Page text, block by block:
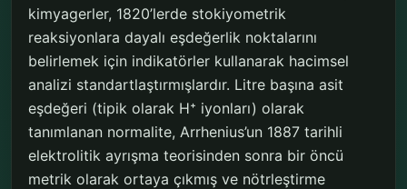
kimyagerler, 1820’lerde stokiyometrik
reaksiyonlara dayalı eşdeğerlik noktalarını
belirlemek için indikatörler kullanarak hacimsel
analizi standartlaştırmışlardır. Litre başına asit
eşdeğeri (tipik olarak H⁺ iyonları) olarak
tanımlanan normalite, Arrhenius’un 1887 tarihli
elektrolitik ayrışma teorisinden sonra bir öncü
metrik olarak ortaya çıkmış ve nötrleştirme